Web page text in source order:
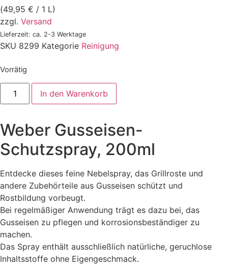
(49,95 € / 1 L)
zzgl. Versand
Lieferzeit: ca. 2-3 Werktage
SKU 8299 Kategorie Reinigung
Vorrätig
Weber
Gusseisen-
Schutzspray,
In den Warenkorb
Weber Gusseisen-
Schutzspray, 200ml
Entdecke dieses feine Nebelspray, das Grillroste und
andere Zubehörteile aus Gusseisen schützt und
Rostbildung vorbeugt.
Bei regelmäßiger Anwendung trägt es dazu bei, das
Gusseisen zu pflegen und korrosionsbeständiger zu
machen.
Das Spray enthält ausschließlich natürliche, geruchlose
Inhaltsstoffe ohne Eigengeschmack.